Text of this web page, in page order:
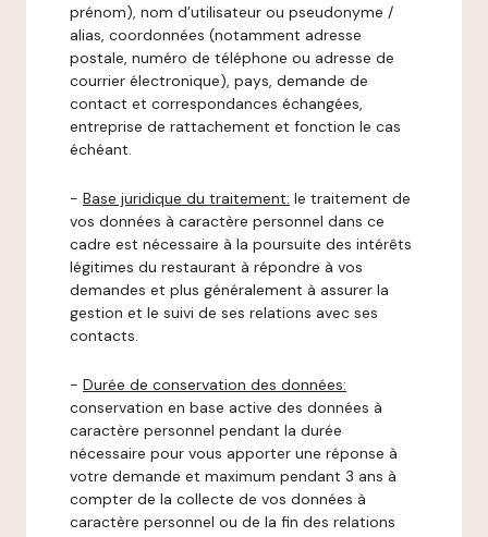
prénom), nom d’utilisateur ou pseudonyme /
alias, coordonnées (notamment adresse
postale, numéro de téléphone ou adresse de
courrier électronique), pays, demande de
contact et correspondances échangées,
entreprise de rattachement et fonction le cas
échéant.
- Base juridique du traitement: le traitement de
vos données à caractère personnel dans ce
cadre est nécessaire à la poursuite des intérêts
légitimes du restaurant à répondre à vos
demandes et plus généralement à assurer la
gestion et le suivi de ses relations avec ses
contacts.
- Durée de conservation des données:
conservation en base active des données à
caractère personnel pendant la durée
nécessaire pour vous apporter une réponse à
votre demande et maximum pendant 3 ans à
compter de la collecte de vos données à
caractère personnel ou de la fin des relations